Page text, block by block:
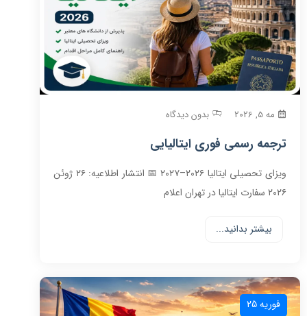
مه 5, 2026 بدون دیدگاه
ترجمه رسمی فوری ایتالیایی
ویزای تحصیلی ایتالیا ۲۰۲۶–۲۰۲۷ 📅 انتشار اطلاعیه: ۲۶ ژوئن
۲۰۲۶ سفارت ایتالیا در تهران اعلام
بیشتر بدانید...
فوریه 25